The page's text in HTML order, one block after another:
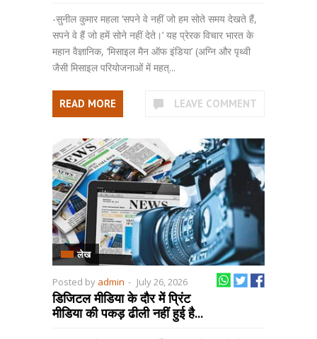
-सुनील कुमार महला ‘सपने वे नहीं जो हम सोते समय देखते हैं,
सपने वे हैं जो हमें सोने नहीं देते।’ यह प्रेरक विचार भारत के
महान वैज्ञानिक, ‘मिसाइल मैन ऑफ इंडिया’ (अग्नि और पृथ्वी
जैसी मिसाइल परियोजनाओं में महत्...
READ MORE LEAVE COMMENT
लेख
Posted by admin - July 26, 2026
डिजिटल मीडिया के दौर में प्रिंट
मीडिया की पकड़ ढीली नहीं हुई है...